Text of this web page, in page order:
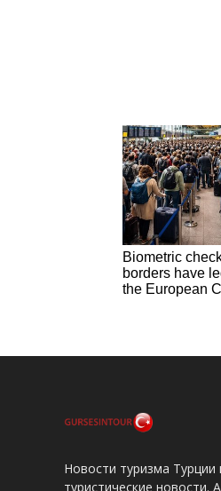
Biometric
borders have
the European
Новости туризма
туристические новости.